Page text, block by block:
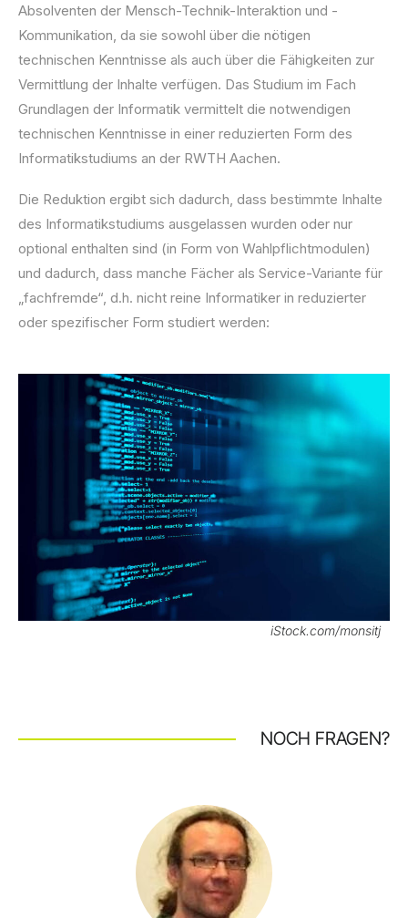
Absolventen der Mensch-Technik-Interaktion und -
Kommunikation, da sie sowohl über die nötigen
technischen Kenntnisse als auch über die Fähigkeiten zur
Vermittlung der Inhalte verfügen. Das Studium im Fach
Grundlagen der Informatik vermittelt die notwendigen
technischen Kenntnisse in einer reduzierten Form des
Informatikstudiums an der RWTH Aachen.
Die Reduktion ergibt sich dadurch, dass bestimmte Inhalte
des Informatikstudiums ausgelassen wurden oder nur
optional enthalten sind (in Form von Wahlpflichtmodulen)
und dadurch, dass manche Fächer als Service-Variante für
„fachfremde“, d.h. nicht reine Informatiker in reduzierter
oder spezifischer Form studiert werden:
iStock.com/monsitj
NOCH FRAGEN?